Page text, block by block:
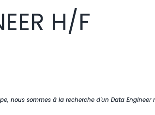
H/F
nous sommes à la recherche d'un Data Engineer